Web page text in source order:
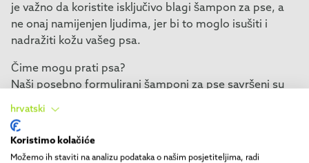
je važno da koristite isključivo blagi šampon za pse, a
ne onaj namijenjen ljudima, jer bi to moglo isušiti i
nadražiti kožu vašeg psa.
Čime mogu prati psa?
Naši posebno formulirani šamponi za pse savršeni su
za održavanje zdravlja njihove dlake, posebno tijekom
sezone linjanja.
Također možete nanijeti
vašeg psa kako bi bilo iznimno mekano i sjajno.
hrvatski
Koristimo kolačiće
Možemo ih staviti na analizu podataka o našim posjetiteljima, radi